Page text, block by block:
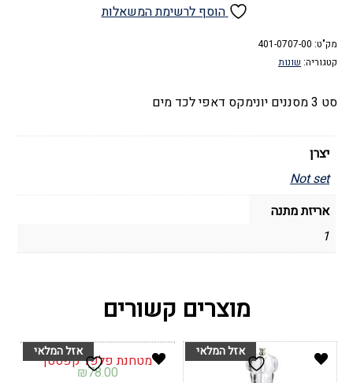
מסננים
יונימקס
הוסף לרשימת המשאלות
מק"ט: 401-0707-00
קטגוריה: שונות
סט 3 מסננים יונימקס דאפי לכד מים
יצרן
Not set
אריזת מתנה
1
מוצרים קשורים
מטחנת פלפל קפסטן
₪78.00